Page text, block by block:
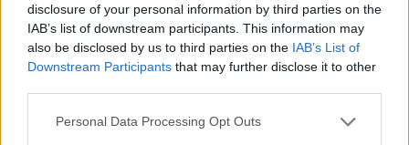
disclosure of your personal information by third parties on the
IAB’s list of downstream participants. This information may
also be disclosed by us to third parties on the IAB’s List of
Downstream Participants that may further disclose it to other
Personal Data Processing Opt Outs
Τροχαία
Σεισμοί